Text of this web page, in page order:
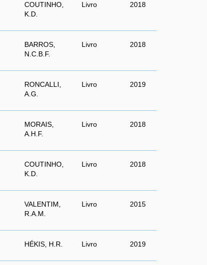
COUTINHO,
K.D.
Livro 2018
BARROS,
N.C.B.F.
Livro 2018
RONCALLI,
A.G.
Livro 2019
MORAIS,
A.H.F.
Livro 2018
COUTINHO,
K.D.
Livro 2018
VALENTIM,
R.A.M.
Livro 2015
HÉKIS, H.R. Livro 2019